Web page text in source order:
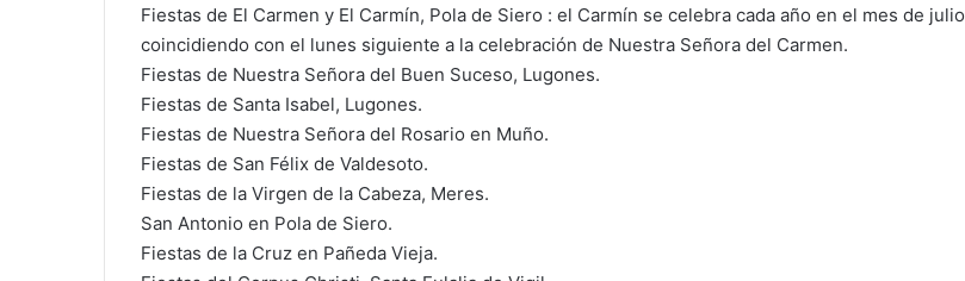
Fiestas de El Carmen y El Carmín, Pola de Siero : el Carmín se celebra cada año en el mes de julio
coincidiendo con el lunes siguiente a la celebración de Nuestra Señora del Carmen.
Fiestas de Nuestra Señora del Buen Suceso, Lugones.
Fiestas de Santa Isabel, Lugones.
Fiestas de Nuestra Señora del Rosario en Muño.
Fiestas de San Félix de Valdesoto.
Fiestas de la Virgen de la Cabeza, Meres.
San Antonio en Pola de Siero.
Fiestas de la Cruz en Pañeda Vieja.